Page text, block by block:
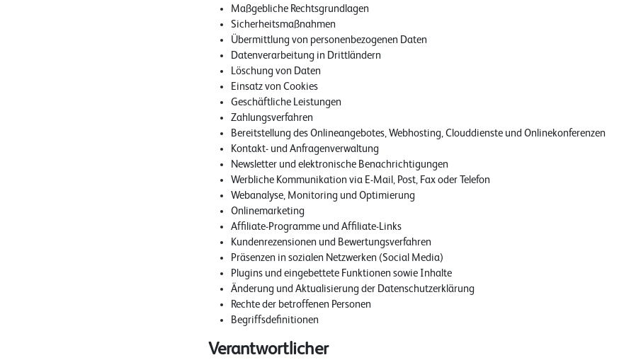
Maßgebliche Rechtsgrundlagen
Sicherheitsmaßnahmen
Übermittlung von personenbezogenen Daten
Datenverarbeitung in Drittländern
Löschung von Daten
Einsatz von Cookies
Geschäftliche Leistungen
Zahlungsverfahren
Bereitstellung des Onlineangebotes, Webhosting, Clouddienste und Onlinekonferenzen
Kontakt- und Anfragenverwaltung
Newsletter und elektronische Benachrichtigungen
Werbliche Kommunikation via E-Mail, Post, Fax oder Telefon
Webanalyse, Monitoring und Optimierung
Onlinemarketing
Affiliate-Programme und Affiliate-Links
Kundenrezensionen und Bewertungsverfahren
Präsenzen in sozialen Netzwerken (Social Media)
Plugins und eingebettete Funktionen sowie Inhalte
Änderung und Aktualisierung der Datenschutzerklärung
Rechte der betroffenen Personen
Begriffsdefinitionen
Verantwortlicher